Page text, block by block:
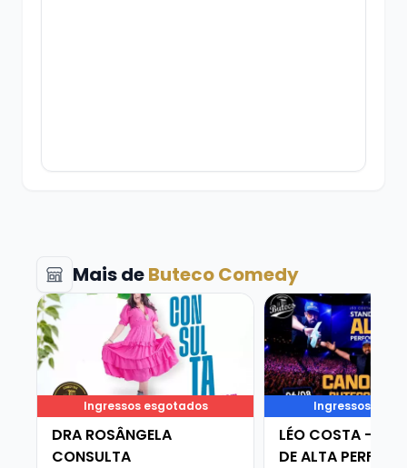
show.
É isso, divirta-se!
Mais deButeco Comedy
Veja mais sobre DRA ROSÂNGELA CONSULTA
Ingressos esgotados
DRA ROSÂNGELA
CONSULTA
Veja mais sobre
Ingressos
LÉO COSTA -
DE ALTA